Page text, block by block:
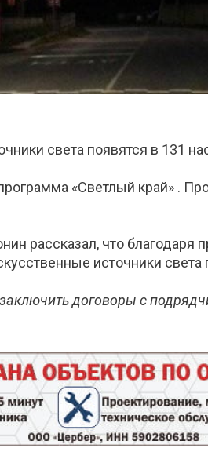
света появятся в 131
«Светлый край» .
рассказал, что
источники света
договоры с